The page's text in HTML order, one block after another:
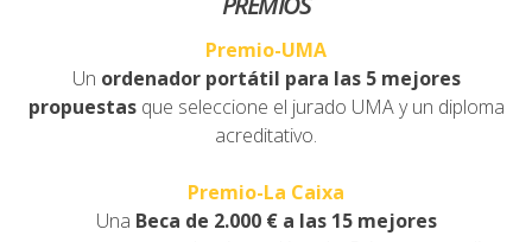
Premio-UMA
Un ordenador portátil para las 5 mejores
propuestasque seleccione el jurado UMA y un diploma
acreditativo.
Premio-La Caixa
Una Beca de 2.000 € a las 15 mejores